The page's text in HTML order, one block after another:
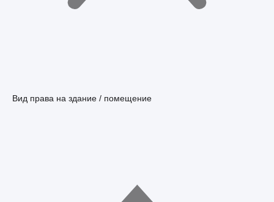
Вид права на здание / помещение